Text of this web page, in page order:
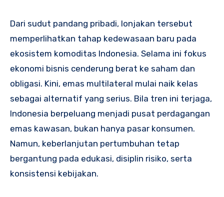
Dari sudut pandang pribadi, lonjakan tersebut
memperlihatkan tahap kedewasaan baru pada
ekosistem komoditas Indonesia. Selama ini fokus
ekonomi bisnis cenderung berat ke saham dan
obligasi. Kini, emas multilateral mulai naik kelas
sebagai alternatif yang serius. Bila tren ini terjaga,
Indonesia berpeluang menjadi pusat perdagangan
emas kawasan, bukan hanya pasar konsumen.
Namun, keberlanjutan pertumbuhan tetap
bergantung pada edukasi, disiplin risiko, serta
konsistensi kebijakan.